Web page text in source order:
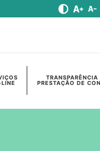
TRANSPARÊNCIA
PRESTAÇÃO DE